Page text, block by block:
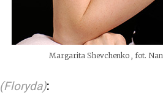
Margarita Shevchenko , fot.
(Floryda):